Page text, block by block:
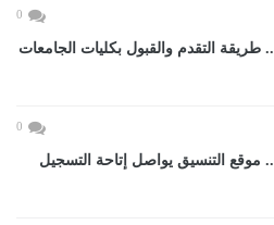
0
تنسيق الجامعات 2026.. طريقة التقدم والقبول بكليات الجامعات
0
تنسيق الجامعات 2026.. موقع التنسيق يواصل إتاحة التسجيل